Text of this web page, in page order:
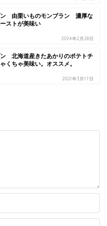
ン 由栗いものモンブラン 濃厚な
ストが美味い
2024年2月28日
北海道産きたあかりのポテトチ
くちゃ美味い。オススメ。
2021年3月17日